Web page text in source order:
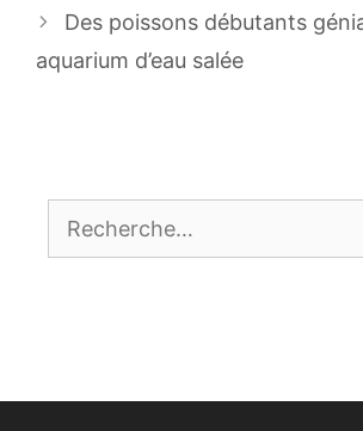
Des poissons débutants
aquarium d’eau salée